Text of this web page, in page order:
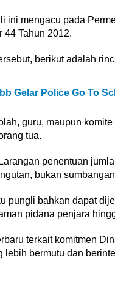
ini mengacu pada
44 Tahun 2012.
berikut adalah
Gelar Police Go To
guru, maupun
tua.
penentuan
bukan
pungli bahkan dapat
pidana penjara
terkait komitmen
lebih bermutu dan